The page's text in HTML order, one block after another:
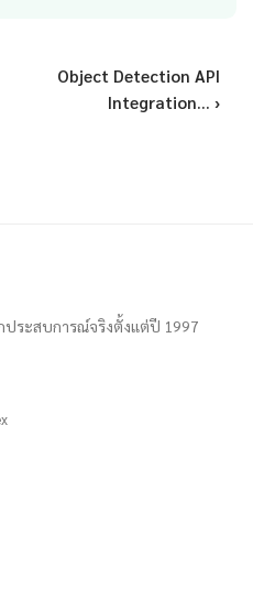
Object Detection API
Integration... ›
กประสบการณ์จริงตั้งแต่ปี 1997